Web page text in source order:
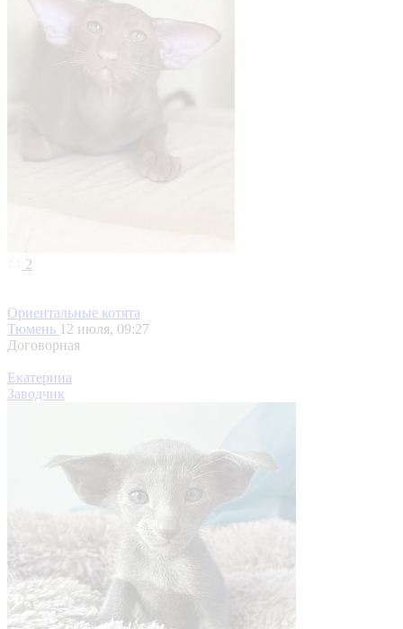
2
Ориентальные котята
Тюмень 12 июля, 09:27
Договорная
Екатерина
Заводчик